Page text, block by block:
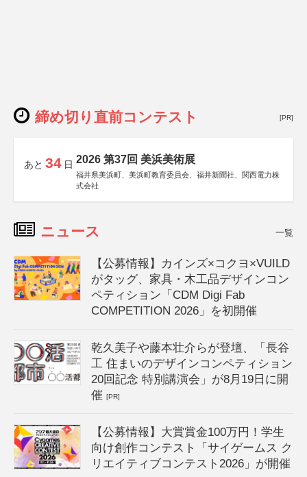
締め切り直前コンテスト [PR]
あと 34 日 2026 第37回 美浜美術展
福井県美浜町、美浜町教育委員会、福井新聞社、関西電力株
式会社
ニュース 一覧
【公募情報】カインズ×コクヨ×VUILD
がタッグ、家具・木工品デザインコン
ペティション「CDM Digi Fab
COMPETITION 2026」を初開催
乾久美子や藤本壮介らが登壇、「長谷
工 住まいのデザインコンペティション
20回記念 特別講演会」が8月19日に開
催[PR]
【公募情報】大賞賞金100万円！学生
向け創作コンテスト「サイゲームス ク
リエイティブコンテスト2026」が開催